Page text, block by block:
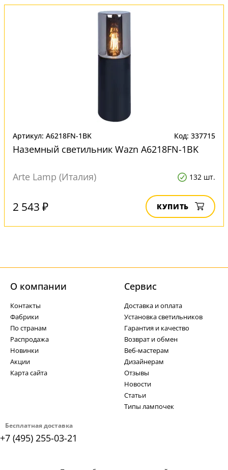
Артикул: A6218FN-1BK Код: 337715
Наземный светильник Wazn A6218FN-1BK
Arte Lamp (Италия) 132 шт.
2 543 ₽ КУПИТЬ
Бесплатная доставка
+7 (495) 255-03-21
О компании
Контакты
Фабрики
По странам
Распродажа
Новинки
Акции
Карта сайта
Cервис
Доставка и оплата
Установка светильников
Гарантия и качество
Возврат и обмен
Веб-мастерам
Дизайнерам
Отзывы
Новости
Статьи
Типы лампочек